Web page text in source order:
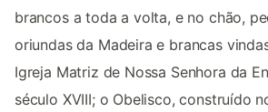
brancos a toda a volta, e no chão,
oriundas da Madeira e brancas
Igreja Matriz de Nossa Senhora da
século XVIII; o Obelisco, construído